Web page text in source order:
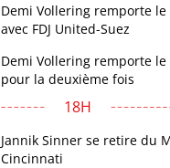
Demi Vollering remporte le
avec FDJ United-Suez
Demi Vollering remporte le
pour la deuxième fois
18H
Jannik Sinner se retire du
Cincinnati